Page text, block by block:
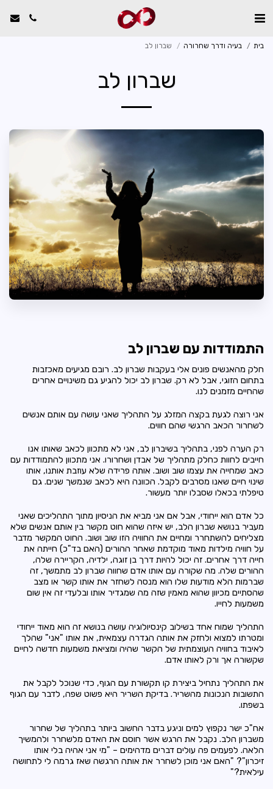
בית בעיה ודרך שחרורה שברון לב
שברון לב
התמודדות עם שברון לב
חלק מהאנשים פונים אלי בעקבות שברון לב. רובם מגיעים מאכזבות
בתחום הזוגי, אבל לא רק. שברון לב יכול להגיע גם משינויים אחרים
שהחיים מזמנים לנו.
אני רוצה לגעת בקצה המזלג על התהליך שאני עושה עם אותם אנשים
לשחרור הכאב הרגשי שהם חווים.
רק הערה לפני, בתהליך בשיברון לב, אני לא מתכוון לכאב שאותו אנו
חייבים לחוות כחלק מתהליך של אבדן ושחרורו. אני מתכוון להתמודדות עם
כאב שמחייה את עצמו שוב ושוב. אותה פרידה שלא עוזבת אותנו, אותו
שינוי חיים שאנו מסרבים לקבל. הכוונה היא לכאב שנמשך שנים. גם
טיפלתי בכאלו שסבלו יותר מעשור.
כל אדם הוא ייחודי, אבל אם אני מביא את הניסיון מתוך התהליכים שאני
מעביר בנושא שברון הלב, יש איזה שהוא חוט מקשר בין אותם אנשים שלא
מצליחים להשתחרר ומחיים את החוויה הזו שוב ושוב. החוט המקשר מדבר
על חוויה מילדות מאוד מוקדמת שאחר ההורים (האם בד"כ) חייתה את
חייה דרך אחרים. זה יכול להיות דרך בן זוגה, ילדיה, הקריירה שלה,
ההורים שלה. מה שקורה עם אותו אדם שחווה שברון לב מתמשך, זה
שברמות הלא מודעות שלו הוא מנסה לשחזר את אותו קשר או מצב
שהסתיים מכיוון שהוא מאמין שזה מה שמגדיר אותו ובלעדי זה אין שום
משמעות לחייו.
התהליך שמוח אחד בשילוב קינסיולוגיה עושה בנושא זה הוא מאוד ייחודי
ומטרתו למצוא ולחזק את אותה הגדרה עצמאית, את אותו "אני" שהלך
לאיבוד בחוויה העוצמתית של הקשר שהיה ומציאת משמעות חדשה לחיים
שקשורה אך ורק לאותו אדם.
את התהליך נתחיל ביצירת קו תקשורת עם הגוף, כדי שנוכל לקבל את
התשובות הנכונות מהשריר. בדיקת השריר היא פשוט שפה, לדבר עם הגוף
בשפתו.
אח"כ ישר נקפוץ למים וניגע בדבר החשוב ביותר בתהליך של שחרור
משברון הלב. נקבל את הרגש אשר חוסם את האדם מלשחרר ולהמשיך
הלאה. לפעמים פה עולים דברים מדהימים – "מי אני אהיה בלי אותו
זיכרון"? "האם אני מוכן לשחרר את אותה הרגשה שאז גרמה לי לתחושה
עילאית?"